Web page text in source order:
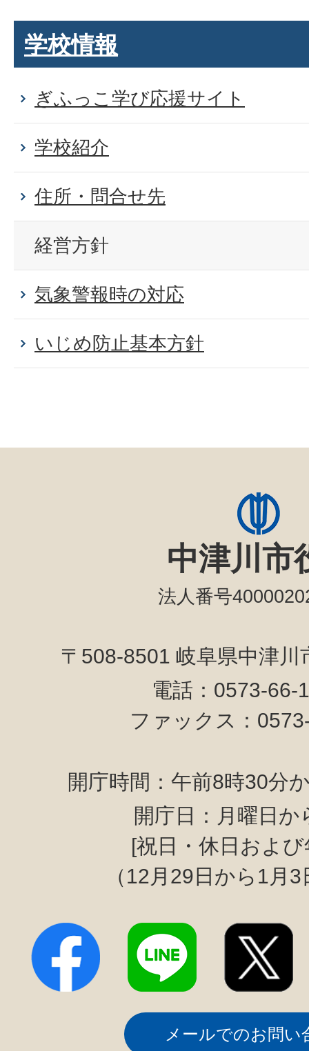
学校情報
ぎふっこ学び応援サイト
学校紹介
住所・問合せ先
経営方針
気象警報時の対応
いじめ防止基本方針
中津川市
法人番号
〒508-8501 岐阜県中津
電話：0573-
ファックス：
開庁時間：午前8時30分
開庁日：月曜日か
[祝日・休日およ
（12月29日から1月
メールでのお問い